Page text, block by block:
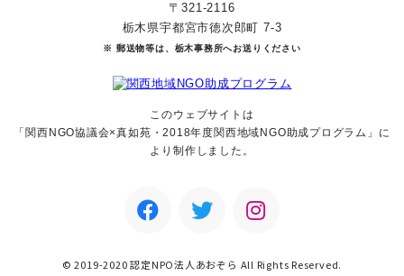
〒321-2116
栃木県宇都宮市徳次郎町 7-3
※ 郵送物等は、栃木事務所へお送りください
このウェブサイトは
「関西NGO協議会×真如苑・2018年度関西地域NGO助成プログラム」に
より制作しました。
© 2019-2020 認定NPO法人あおぞら All Rights Reserved.